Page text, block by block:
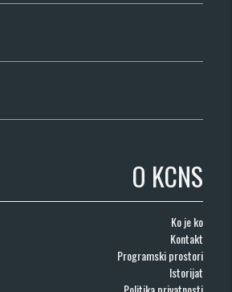
O KCNS
Ko je ko
Kontakt
Programski prostori
Istorijat